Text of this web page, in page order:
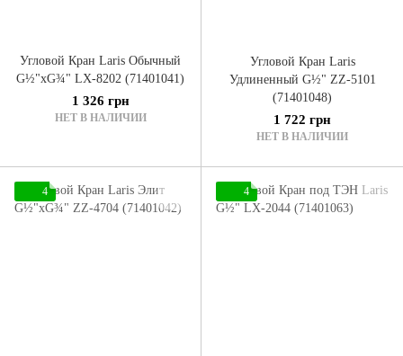
Угловой Кран Laris Обычный
G½"xG¾" LX-8202 (71401041)
1 326 грн
НЕТ В НАЛИЧИИ
Угловой Кран Laris
Удлиненный G½" ZZ-5101
(71401048)
1 722 грн
НЕТ В НАЛИЧИИ
4 4